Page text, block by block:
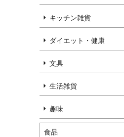
キッチン雑貨
ダイエット・健康
文具
生活雑貨
趣味
食品